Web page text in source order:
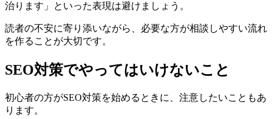
治ります」といった表現は避けましょう。
読者の不安に寄り添いながら、必要な方が相談しやすい流れ
を作ることが大切です。
SEO対策でやってはいけないこと
初心者の方がSEO対策を始めるときに、注意したいこともあ
ります。